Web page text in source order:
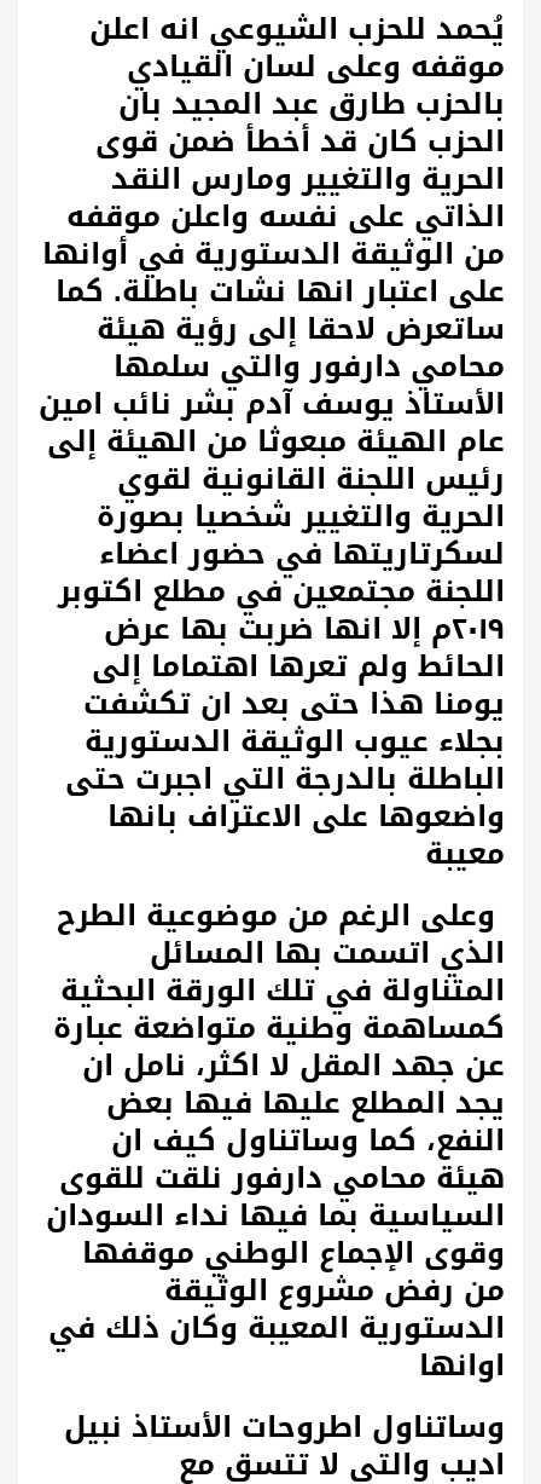
يُحمد للحزب الشيوعي انه اعلن
موقفه وعلى لسان القيادي
بالحزب طارق عبد المجيد بان
الحزب كان قد أخطأ ضمن قوى
الحرية والتغيير ومارس النقد
الذاتي على نفسه واعلن موقفه
من الوثيقة الدستورية في أوانها
على اعتبار انها نشات باطلة. كما
ساتعرض لاحقا إلى رؤية هيئة
محامي دارفور والتي سلمها
الأستاذ يوسف آدم بشر نائب امين
عام الهيئة مبعوثا من الهيئة إلى
رئيس اللجنة القانونية لقوي
الحرية والتغيير شخصيا بصورة
لسكرتاريتها في حضور اعضاء
اللجنة مجتمعين في مطلع اكتوبر
٢٠١٩م إلا انها ضربت بها عرض
الحائط ولم تعرها اهتماما إلى
يومنا هذا حتى بعد ان تكشفت
بجلاء عيوب الوثيقة الدستورية
الباطلة بالدرجة التي اجبرت حتى
واضعوها على الاعتراف بانها
معيبة
وعلى الرغم من موضوعية الطرح
الذي اتسمت بها المسائل
المتناولة في تلك الورقة البحثية
كمساهمة وطنية متواضعة عبارة
عن جهد المقل لا اكثر، نامل ان
يجد المطلع عليها فيها بعض
النفع، كما وساتناول كيف ان
هيئة محامي دارفور نلقت للقوى
السياسية بما فيها نداء السودان
وقوى الإجماع الوطني موقفها
من رفض مشروع الوثيقة
الدستورية المعيبة وكان ذلك في
اوانها
وساتناول اطروحات الأستاذ نبيل
اديب والتي لا تتسق مع